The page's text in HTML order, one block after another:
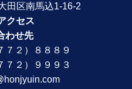
田区南馬込1-16-2
クセス
わせ先
７２）８８８９
７２）９９９３